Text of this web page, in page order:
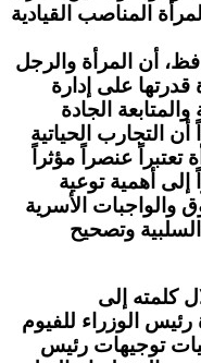
المناصب القيادية
والرجل
قدرتها على إدارة
والمتابعة الجادة
التجارب الحياتية
تعتبراً عنصراً مؤثراً
أهمية توعية
والواجبات الأسرية
وتصحيح
إلى
الوزراء للفيوم
توجيهات رئيس